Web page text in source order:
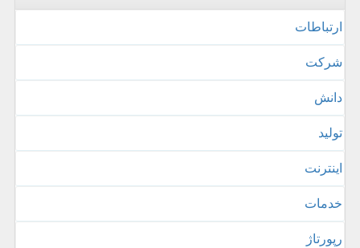
ارتباطات
شركت
دانش
تولید
اینترنت
خدمات
رپورتاژ